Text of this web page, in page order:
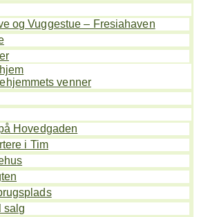
og Vuggestue – Fresiahaven
venner
Hovedgaden
i Tim
salg